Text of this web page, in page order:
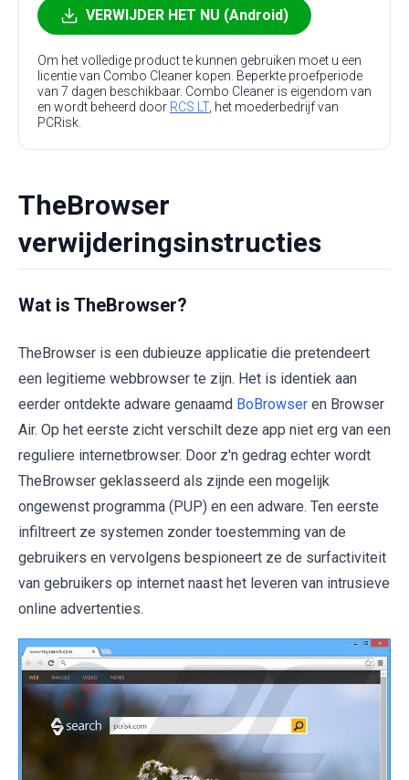
VERWIJDER HET NU (Android)
Om het volledige product te kunnen gebruiken moet u een
licentie van Combo Cleaner kopen. Beperkte proefperiode
van 7 dagen beschikbaar. Combo Cleaner is eigendom van
en wordt beheerd door RCS LT, het moederbedrijf van
PCRisk.
TheBrowser
verwijderingsinstructies
Wat is TheBrowser?
TheBrowser is een dubieuze applicatie die pretendeert
een legitieme webbrowser te zijn. Het is identiek aan
eerder ontdekte adware genaamd BoBrowser en Browser
Air. Op het eerste zicht verschilt deze app niet erg van een
reguliere internetbrowser. Door z'n gedrag echter wordt
TheBrowser geklasseerd als zijnde een mogelijk
ongewenst programma (PUP) en een adware. Ten eerste
infiltreert ze systemen zonder toestemming van de
gebruikers en vervolgens bespioneert ze de surfactiviteit
van gebruikers op internet naast het leveren van intrusieve
online advertenties.